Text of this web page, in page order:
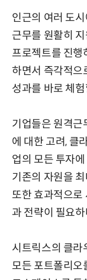
인근의 여러 도
근무를 원활히
프로젝트를 진행
하면서 즉각적으
성과를 바로 체
기업들은 원격근
에 대한 고려, 클
업의 모든 투자
기존의 자원을
또한 효과적으로
과 전략이 필요하
시트릭스의 클라
모든 포트폴리오